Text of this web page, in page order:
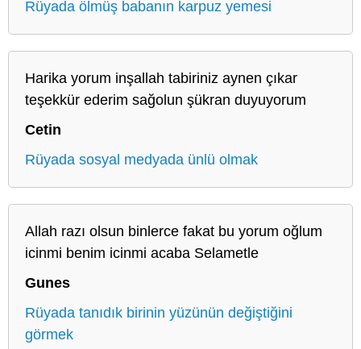
Rüyada ölmüş babanın karpuz yemesi
Harika yorum inşallah tabiriniz aynen çıkar
teşekkür ederim sağolun şükran duyuyorum
Cetin
Rüyada sosyal medyada ünlü olmak
Allah razı olsun binlerce fakat bu yorum oğlum
icinmi benim icinmi acaba Selametle
Gunes
Rüyada tanıdık birinin yüzünün değiştiğini
görmek